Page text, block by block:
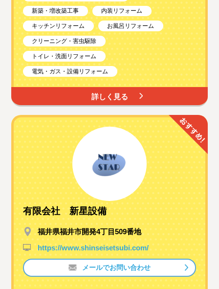
新築・増改築工事 内装リフォーム
キッチンリフォーム お風呂リフォーム
クリーニング・害虫駆除
トイレ・洗面リフォーム
電気・ガス・設備リフォーム
詳しく見る
有限会社 新星設備
福井県福井市開発4丁目509番地
https://www.shinseisetsubi.com/
メールでお問い合わせ